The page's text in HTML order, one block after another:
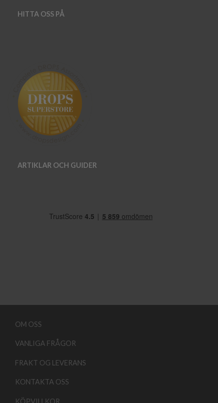
HITTA OSS PÅ
ARTIKLAR OCH GUIDER
OM OSS
VANLIGA FRÅGOR
FRAKT OG LEVERANS
KONTAKTA OSS
KÖPVILLKOR